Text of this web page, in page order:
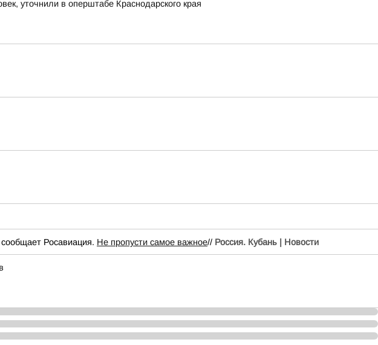
уточнили в оперштабе Краснодарского края
Росавиация. Не пропусти самое важное// Россия. Кубань | Новости